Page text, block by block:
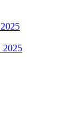
2025